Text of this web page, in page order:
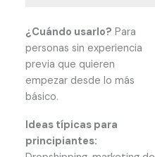
¿Cuándo usarlo? Para
personas sin experiencia
previa que quieren
empezar desde lo más
básico.
Ideas típicas para
principiantes: